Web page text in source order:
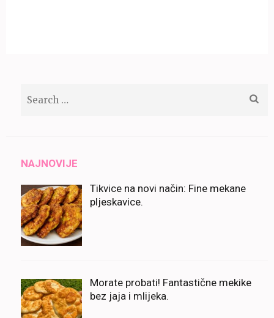
NAJNOVIJE
Tikvice na novi način: Fine mekane
pljeskavice.
Morate probati! Fantastične mekike
bez jaja i mlijeka.